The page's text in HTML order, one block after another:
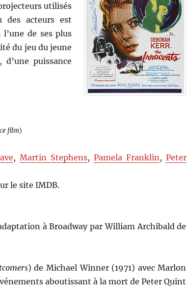
utilisés
des acteurs est
de ses plus
du jeu du jeune
puissance
film)
,Martin Stephens, Pamela Franklin , Peter
le site IMDB.
à Broadway par William Archibald de
) de Michael Winner (1971) avec Marlon
aboutissant à la mort de Peter Quint